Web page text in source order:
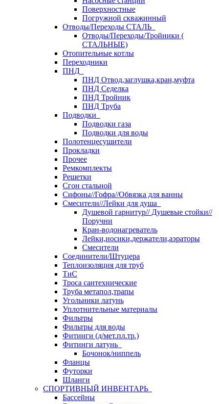
Поверхностные
Погружной скважинный
Отводы/Переходы СТАЛЬ
Отводы/Переходы/Тройники (
СТАЛЬНЫЕ)
Отопительные котлы
Переходники
ПНД
ПНД Отвод,заглушка,кран,муфта
ПНД Седелка
ПНД Тройник
ПНД Труба
Подводки
Подводки газа
Подводки для воды
Полотенцесушители
Прокладки
Прочее
Ремкомплекты
Решетки
Сгон стальной
Сифоны//Гофра//Обвязка для ванны
Смесители//Лейки для душа
Душевой гарнитур// Душевые стойки//
Поручни
Кран-водонагреватель
Лейки,носики,держатели,аэраторы
Смесители
Соединители/Штуцера
Теплоизоляция для труб
ТиС
Троса сантехнические
Труба метапол,трапы
Угольники латунь
Уплотнительные материалы
Фильтры
Фильтры для воды
Фитинги (д/мет.пл.тр.)
Фитинги латунь
Бочонок/ниппель
Фланцы
Футорки
Шланги
СПОРТИВНЫЙ ИНВЕНТАРЬ
Бассейны